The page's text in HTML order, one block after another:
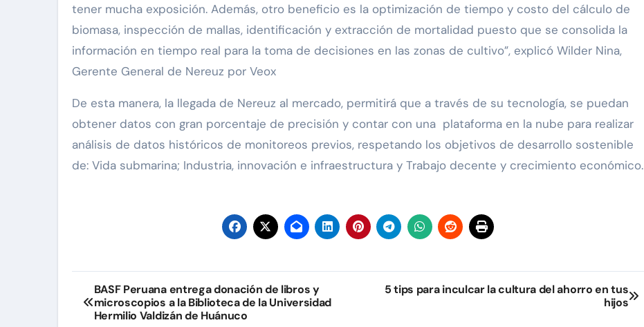
tener mucha exposición. Además, otro beneficio es la optimización de tiempo y costo del cálculo de
biomasa, inspección de mallas, identificación y extracción de mortalidad puesto que se consolida la
información en tiempo real para la toma de decisiones en las zonas de cultivo”, explicó Wilder Nina,
Gerente General de Nereuz por Veox
De esta manera, la llegada de Nereuz al mercado, permitirá que a través de su tecnología, se puedan
obtener datos con gran porcentaje de precisión y contar con una plataforma en la nube para realizar
análisis de datos históricos de monitoreos previos, respetando los objetivos de desarrollo sostenible
de: Vida submarina; Industria, innovación e infraestructura y Trabajo decente y crecimiento económico.
Navegación
de
BASF Peruana entrega donación de libros y
microscopios a la Biblioteca de la Universidad
Hermilio Valdizán de Huánuco
5 tips para inculcar la cultura del ahorro en tus
hijos